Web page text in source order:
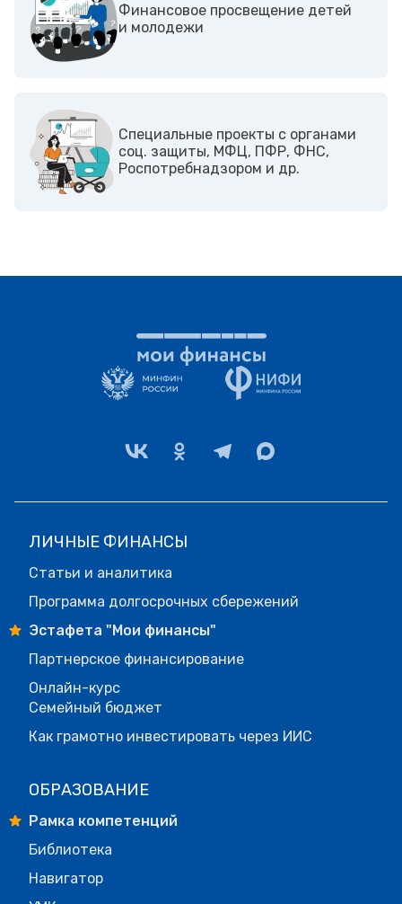
Финансовое просвещение детей
и молодежи
Cпециальные проекты с органами
соц. защиты, МФЦ, ПФР, ФНС,
Роспотребнадзором и др.
ЛИЧНЫЕ ФИНАНСЫ
Статьи и аналитика
Программа долгосрочных сбережений
Эстафета "Мои финансы"
Партнерское финансирование
Онлайн-курс
Семейный бюджет
Как грамотно инвестировать через ИИС
ОБРАЗОВАНИЕ
Рамка компетенций
Библиотека
Навигатор